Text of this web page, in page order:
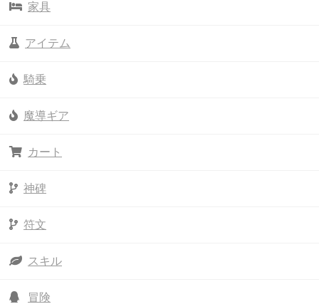
家具
アイテム
騎乗
魔導ギア
カート
神碑
符文
スキル
冒険